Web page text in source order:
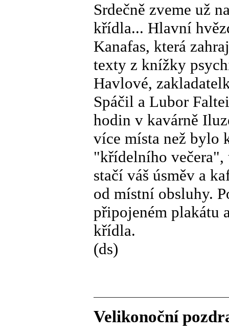
Srdečně zveme už
křídla... Hlavní
Kanafas, která
texty z knížky
Havlové,
Spáčil a Lubor
hodin v kavárně
více místa než bylo
"křídelního večera",
stačí váš úsměv a
od místní obsluhy.
připojeném plakátu
křídla.
(ds)
Velikonoční